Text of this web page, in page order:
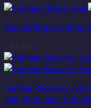
Kem dưỡng da chống
Yanhee Recovery Eye
mắt, bọng mắt, nếp